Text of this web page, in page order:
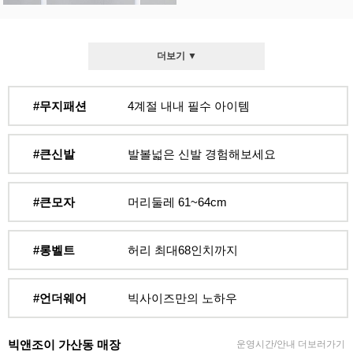
더보기 ▼
#무지패션 4계절 내내 필수 아이템
#큰신발 발볼넓은 신발 경험해보세요
#큰모자 머리둘레 61~64cm
#롱벨트 허리 최대68인치까지
#언더웨어 빅사이즈만의 노하우
빅앤조이 가산동 매장 운영시간/안내 더보러가기